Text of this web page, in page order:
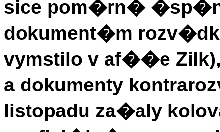
sice pom�rn�
dokument�m
vymstilo v af��e
a dokumenty
listopadu za�aly